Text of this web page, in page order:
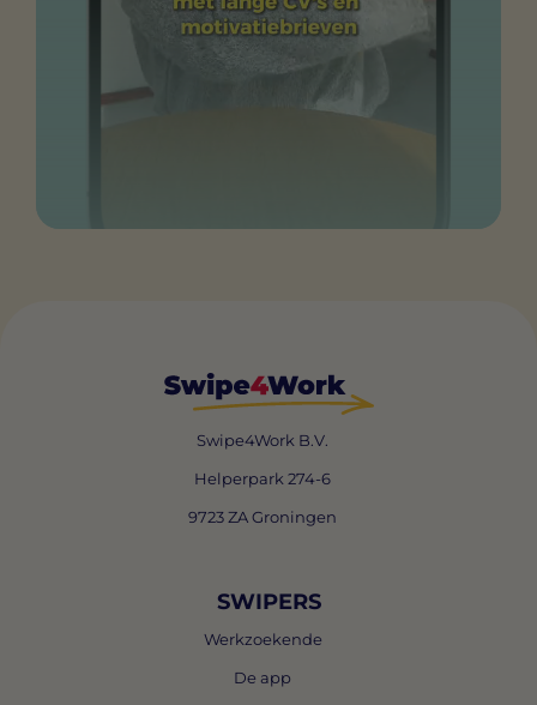
Swipe4Work B.V.
Helperpark 274-6
9723 ZA Groningen
SWIPERS
Werkzoekende
De app